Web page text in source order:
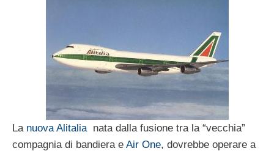
La nuova Alitalianata dalla fusione tra la “vecchia”
compagnia di bandiera e Air One, dovrebbe operare a